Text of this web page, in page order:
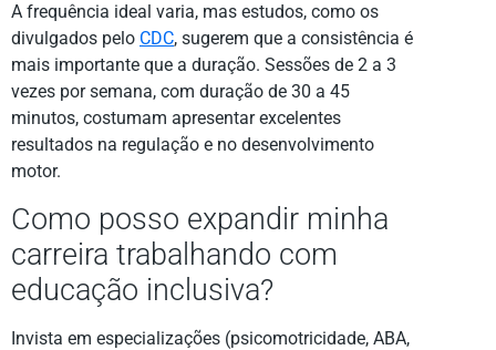
A frequência ideal varia, mas estudos, como os
divulgados pelo CDC, sugerem que a consistência é
mais importante que a duração. Sessões de 2 a 3
vezes por semana, com duração de 30 a 45
minutos, costumam apresentar excelentes
resultados na regulação e no desenvolvimento
motor.
Como posso expandir minha
carreira trabalhando com
educação inclusiva?
Invista em especializações (psicomotricidade, ABA,